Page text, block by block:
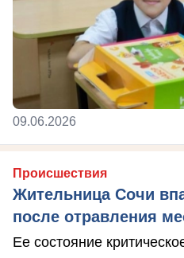
09.06.2026
Происшествия
Жительница Сочи
после отравления
Ее состояние